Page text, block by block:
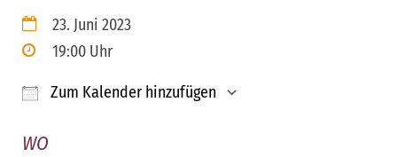
23. Juni 2023
19:00 Uhr
Zum Kalender hinzufügen
WO